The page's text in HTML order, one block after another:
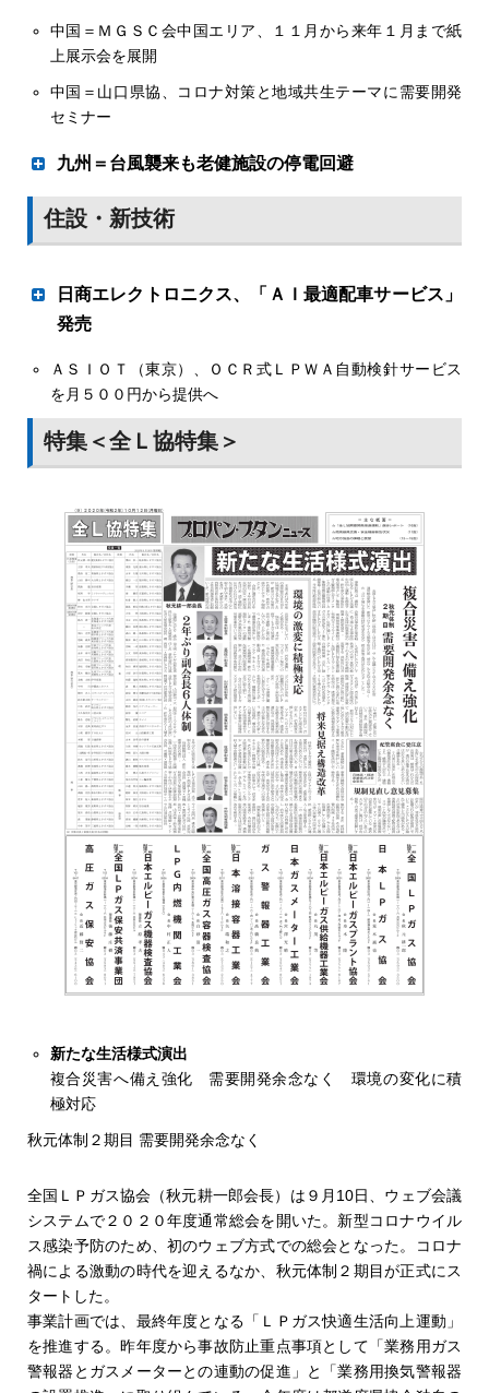
㊤火起こしに取り組む児童（２日・道南支部の出前教
の出前教室）
コロナ落ち着き火育復活
北海道ＬＰガス協会道南、網走支部が今年度初めての火育
は網走支部が網走市で開催し、久しぶりに児童の歓声がこ
だました。新型コロナウイルスの感染拡大が落ち着き始め
事業の対象になる県立徳島視覚支援学校と同聴覚支援
コロナ対応の学校空調
徳島県 モデル創出事業
デル創出事業」を実施する。新型コロナとの共生時代を迎
え新生活様式を取り入れた教育展開が求められると同時
に、大規模災害時には避難者を受け入れる必要を伴う学校
現場。県は「平時・有事を問わない教育環境」構築に向
け、モデルに徳島県立徳島視覚支援学校・同聴覚支援学校
（徳島市）の体育館と特別教室７室を選定し感染症に強い
空調環境を創出する。大空間への空調に適し、分散型で災
害対応力が高いＬＰガスＧＨＰ採用に期待が高まる。
中国＝ＭＧＳＣ会中国エリア、１１月から来年１月まで紙
上展示会を展開
中国＝山口県協、コロナ対策と地域共生テーマに需要開発
セミナー
九州＝台風襲来も老健施設の停電回避
岩谷産業長崎が設置の発電機が貢献
写真㊤ 敷地内に設置した非常用発電機。大型の台風
９、10号襲来時に稼働し底力を発揮した写真㊦ 18人
が入居する諫早市の「グループホーム静豊庵」
老健施設
台風襲来も停電回避
岩谷長崎設置の発電機活躍
岩谷産業エネルギー長崎支店（伊藤真一支店長）が設置し
たＬＰガス非常用発電機が、９月に九州を襲った台風９、
10号による老健施設の停電被害を最小限に抑えた。３月
に設置していた。
住設・新技術
日商エレクトロニクス、「ＡＩ最適配車サービス」
発売
ＡＩが容器配送ルート最適化
容器配送ルート最適化
ベテランの技 ＡＩが自動構築
日商エレクトロニクス
月30日、ＡＩとＩｏＴを活用してＬＰガス容器の最適な配
送ルートを構築する「ＡＩ最適配車サービス」を発売し
た。独自技術で複数車両による多数の供給先への配送計画
を自動構築する。遠隔検針用ＬＰＷＡ（省電力広域）無線
端末の有無にかかわらず導入でき、約１カ月あれば高精度
な配送計画が立てられる。配送員の負担を平準化できると
ともに、ベテラン配送員の蓄積したノウハウを共有化して
属人的でない高い配送品質を実現する。
ＡＳＩＯＴ（東京）、ＯＣＲ式ＬＰＷＡ自動検針サービス
を月５００円から提供へ
特集＜全Ｌ協特集＞
新たな生活様式演出
複合災害へ備え強化 需要開発余念なく 環境の変化に積
極対応
秋元体制２期目 需要開発余念なく
全国ＬＰガス協会（秋元耕一郎会長）は９月10日、ウェブ会議
システムで２０２０年度通常総会を開いた。新型コロナウイル
ス感染予防のため、初のウェブ方式での総会となった。コロナ
禍による激動の時代を迎えるなか、秋元体制２期目が正式にス
タートした。
事業計画では、最終年度となる「ＬＰガス快適生活向上運動」
を推進する。昨年度から事故防止重点事項として「業務用ガス
警報器とガスメーターとの連動の促進」と「業務用換気警報器